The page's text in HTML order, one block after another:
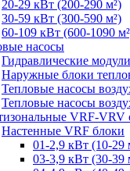
20-29 кВт (200-290 м²)
30-59 кВт (300-590 м²)
60-109 кВт (600-1090
насосы
Гидравлические модули
Наружные блоки
Тепловые насосы
Тепловые насосы
VRF-VRV
Настенные VRF блоки
01-2,9 кВт (10-29
03-3,9 кВт (30-39